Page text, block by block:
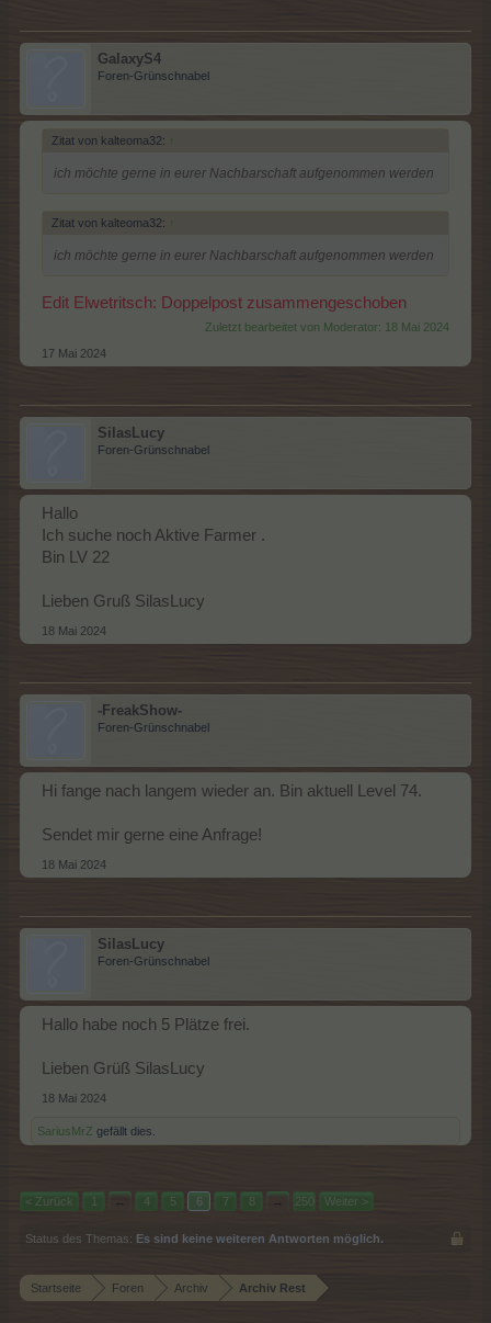
GalaxyS4
Foren-Grünschnabel
Zitat von kalteoma32: ↑
ich möchte gerne in eurer Nachbarschaft aufgenommen werden
Zitat von kalteoma32: ↑
ich möchte gerne in eurer Nachbarschaft aufgenommen werden
Edit Elwetritsch: Doppelpost zusammengeschoben
Zuletzt bearbeitet von Moderator: 18 Mai 2024
17 Mai 2024
SilasLucy
Foren-Grünschnabel
Hallo
Ich suche noch Aktive Farmer .
Bin LV 22
Lieben Gruß SilasLucy
18 Mai 2024
-FreakShow-
Foren-Grünschnabel
Hi fange nach langem wieder an. Bin aktuell Level 74.
Sendet mir gerne eine Anfrage!
18 Mai 2024
SilasLucy
Foren-Grünschnabel
Hallo habe noch 5 Plätze frei.
Lieben Grüß SilasLucy
18 Mai 2024
SariusMrZ gefällt dies.
< Zurück ← 4 5 6 7 8 → 250 Weiter >
Status des Themas: Es sind keine weiteren Antworten möglich.
Startseite Foren Archiv Archiv Rest